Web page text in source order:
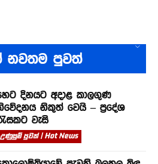
නවතම පුවත්
දිනයට අදාළ කාලගුණ
නිකුත් වෙයි – ප්‍රදේශ
වැසි
උණුසුම් පුවත් | Hot News